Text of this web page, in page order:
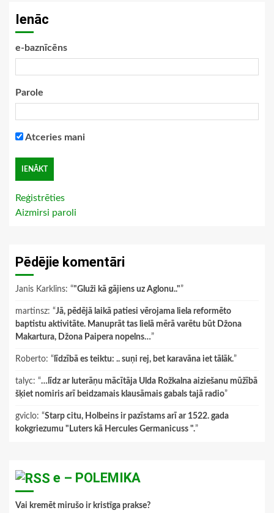
Ienāc
e-baznīcēns
Parole
Atceries mani
Reģistrēties
Aizmirsi paroli
Pēdējie komentāri
Janis Karklins: “"Gluži kā gājiens uz Aglonu.."”
martinsz: “Jā, pēdējā laikā patiesi vērojama liela reformēto
baptistu aktivitāte. Manuprāt tas lielā mērā varētu būt Džona
Makartura, Džona Paipera nopelns…”
Roberto: “ līdzībā es teiktu: .. suņi rej, bet karavāna iet tālāk.”
talyc: “…līdz ar luterāņu mācītāja Ulda Rožkalna aiziešanu mūžībā
šķiet nomiris arī beidzamais klausāmais gabals tajā radio”
gviclo: “Starp citu, Holbeins ir pazīstams arī ar 1522. gada
kokgriezumu "Luters kā Hercules Germanicuss ".”
e – POLEMIKA
Vai kremēt mirušo ir kristīga prakse?